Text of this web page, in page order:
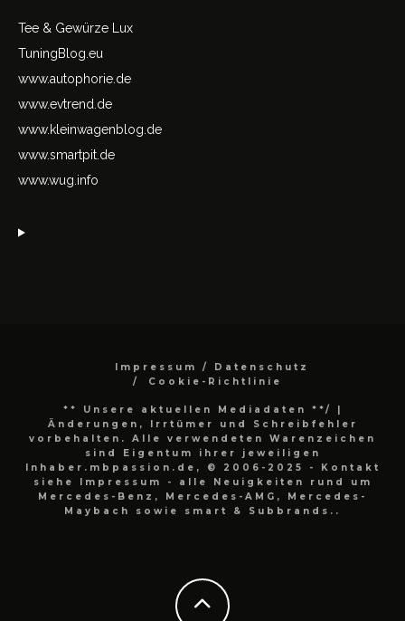
Tee & Gewürze Lux
TuningBlog.eu
www.autophorie.de
www.evtrend.de
www.kleinwagenblog.de
www.smartpit.de
www.wug.info
Impressum / Datenschutz
Cookie-Richtlinie
** Unsere aktuellen Mediadaten **/
|
Änderungen, Irrtümer und Schreibfehler
vorbehalten. Alle verwendeten Warenzeichen
sind Eigentum ihrer jeweiligen
Inhaber.mbpassion.de, © 2006-2025 - Kontakt
siehe Impressum - alle Neuigkeiten rund um
Mercedes-Benz, Mercedes-AMG, Mercedes-
Maybach sowie smart & Subbrands..